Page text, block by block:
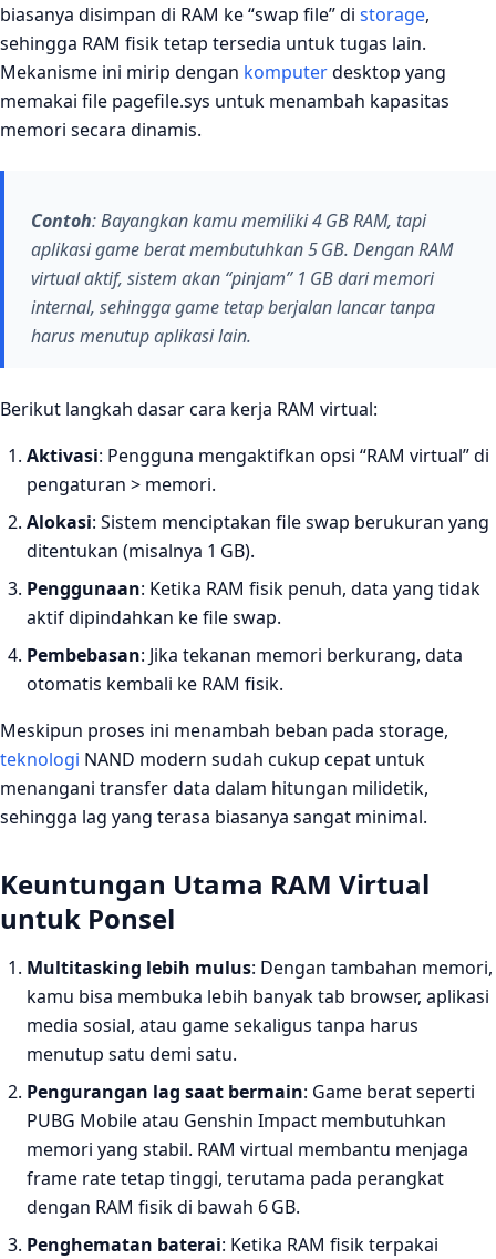
biasanya disimpan di RAM ke “swap file” di storage,
sehingga RAM fisik tetap tersedia untuk tugas lain.
Mekanisme ini mirip dengan komputerdesktop yang
memakai file pagefile.sys untuk menambah kapasitas
memori secara dinamis.
Contoh: Bayangkan kamu memiliki 4 GB RAM, tapi
aplikasi game berat membutuhkan 5 GB. Dengan RAM
virtual aktif, sistem akan “pinjam” 1 GB dari memori
internal, sehingga game tetap berjalan lancar tanpa
harus menutup aplikasi lain.
Berikut langkah dasar cara kerja RAM virtual:
Aktivasi: Pengguna mengaktifkan opsi “RAM virtual” di
pengaturan > memori.
Alokasi: Sistem menciptakan file swap berukuran yang
ditentukan (misalnya 1 GB).
Penggunaan: Ketika RAM fisik penuh, data yang tidak
aktif dipindahkan ke file swap.
Pembebasan: Jika tekanan memori berkurang, data
otomatis kembali ke RAM fisik.
Meskipun proses ini menambah beban pada storage,
teknologi NAND modern sudah cukup cepat untuk
menangani transfer data dalam hitungan milidetik,
sehingga lag yang terasa biasanya sangat minimal.
Keuntungan Utama RAM Virtual
untuk Ponsel
Multitasking lebih mulus: Dengan tambahan memori,
kamu bisa membuka lebih banyak tab browser, aplikasi
media sosial, atau game sekaligus tanpa harus
menutup satu demi satu.
Pengurangan lag saat bermain: Game berat seperti
PUBG Mobile atau Genshin Impact membutuhkan
memori yang stabil. RAM virtual membantu menjaga
frame rate tetap tinggi, terutama pada perangkat
dengan RAM fisik di bawah 6 GB.
Penghematan baterai: Ketika RAM fisik terpakai